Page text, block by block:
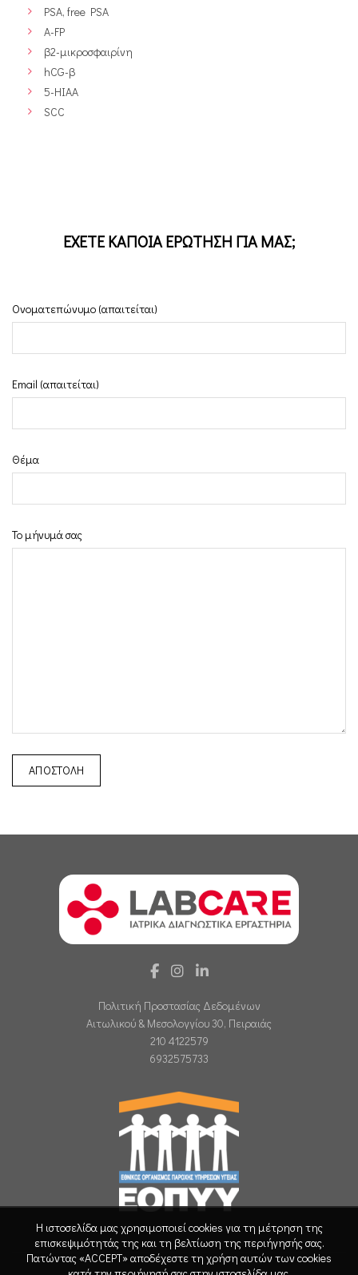
PSA, free PSA
Α-FP
β2-μικροσφαιρίνη
hCG-β
5-HIAA
SCC
ΕΧΕΤΕ ΚΑΠΟΙΑ ΕΡΩΤΗΣΗ ΓΙΑ ΜΑΣ;
Ονοματεπώνυμο (απαιτείται)
Email (απαιτείται)
Θέμα
Το μήνυμά σας
Πολιτική Προστασίας Δεδομένων
Αιτωλικού & Μεσολογγίου 30, Πειραιάς
210 4122579
6932575733
Η ιστοσελίδα μας χρησιμοποιεί cookies για τη μέτρηση της
επισκεψιμότητάς της και τη βελτίωση της περιήγησής σας.
Πατώντας «ACCEPT» αποδέχεστε τη χρήση αυτών των cookies